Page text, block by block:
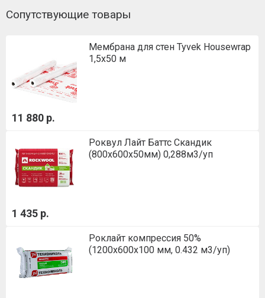
Сопутствующие товары
Мембрана для стен Tyvek Housewrap
1,5х50 м
11 880 р.
Роквул Лайт Баттс Скандик
(800х600х50мм) 0,288м3/уп
1 435 р.
Роклайт компрессия 50%
(1200х600х100 мм, 0.432 м3/уп)